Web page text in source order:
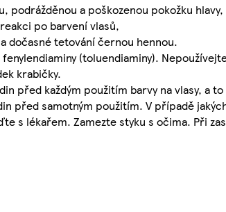
podrážděnou a poškozenou pokožku hlavy,
po barvení vlasů,
dočasné tetování černou hennou.
(toluendiaminy).
krabičky.
před každým použitím barvy na vlasy, a
před samotným použitím. V případě
s lékařem. Zamezte styku s očima. Při